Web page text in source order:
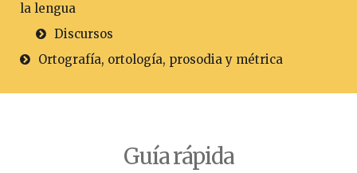
la lengua
Discursos
Ortografía, ortología, prosodia y métrica
Guía rápida